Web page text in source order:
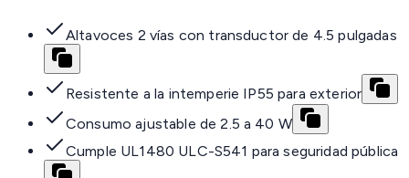
Altavoces 2 vías con transductor de 4.5 pulgadas
Resistente a la intemperie IP55 para exterior
Consumo ajustable de 2.5 a 40 W
Cumple UL1480 ULC-S541 para seguridad pública